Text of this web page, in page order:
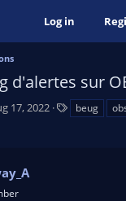
Log in
d'alertes sur
17, 2022 beug